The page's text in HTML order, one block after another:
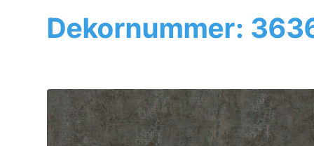
Dekornummer: